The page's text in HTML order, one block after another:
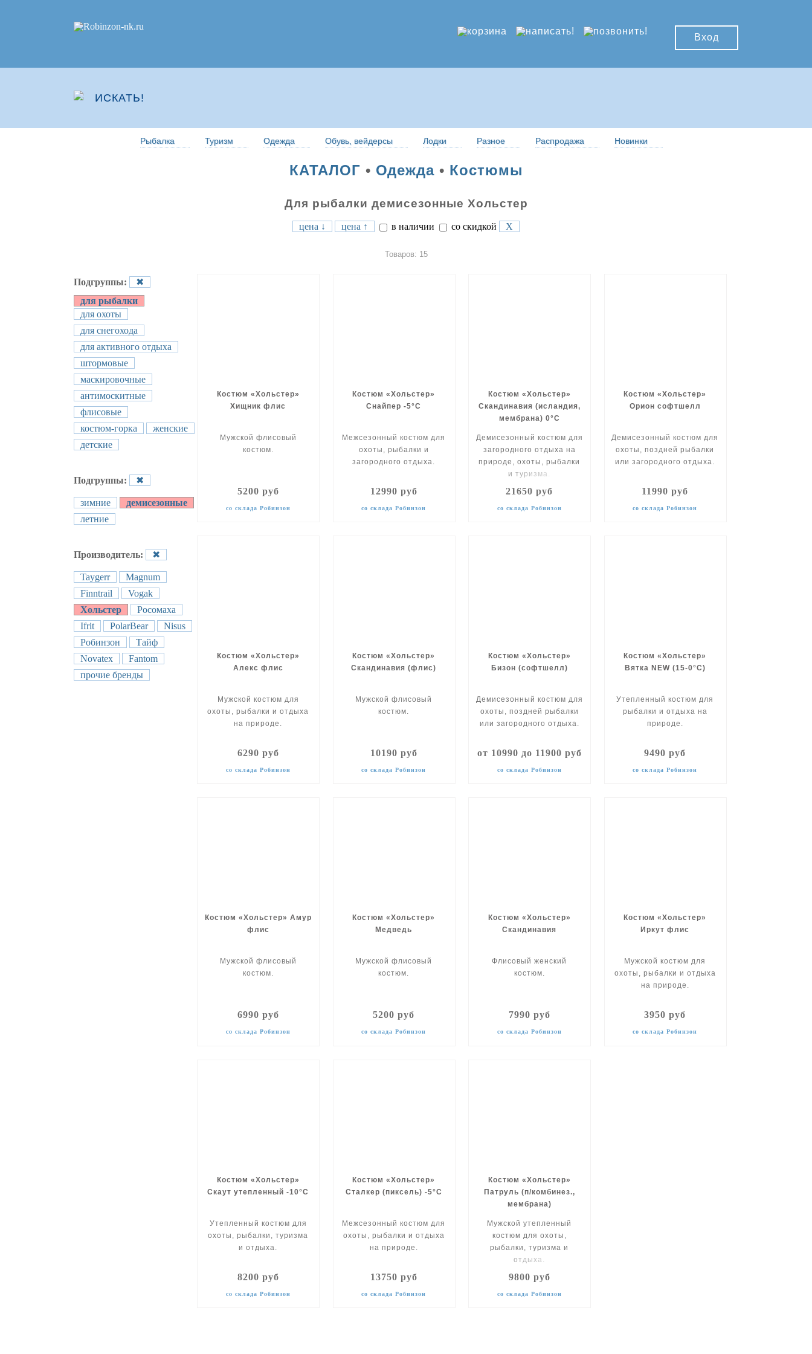
Вход
Рыбалка Туризм Одежда Обувь, вейдерсы Лодки Разное Распродажа Новинки
КАТАЛОГ • Одежда• Костюмы
Для рыбалки демисезонные Хольстер
цена ↓ цена ↑ в наличии со скидкой X
Товаров: 15
Подгруппы:
✖
для рыбалки
для охоты
для снегохода
для активного отдыха
штормовые
маскировочные
антимоскитные
флисовые
костюм-горка
женские
детские
Подгруппы: ✖
зимние
демисезонные
летние
Производитель: ✖
Taygerr
Magnum
Finntrail
Vogak
Хольстер
Росомаха
Ifrit
PolarBear
Nisus
Робинзон
Тайф
Novatex
Fantom
прочие бренды
Костюм «Хольстер»
Хищник флис
Мужской флисовый
костюм.
5200 руб
со склада Робинзон
Костюм «Хольстер»
Снайпер -5°С
Межсезонный костюм для
охоты, рыбалки и
загородного отдыха.
12990 руб
со склада Робинзон
Костюм «Хольстер»
Скандинавия (исландия,
мембрана) 0°C
Демисезонный костюм для
загородного отдыха на
природе, охоты, рыбалки
и туризма.
21650 руб
со склада Робинзон
Костюм «Хольстер»
Орион софтшелл
Демисезонный костюм для
охоты, поздней рыбалки
или загородного отдыха.
11990 руб
со склада Робинзон
Костюм «Хольстер»
Алекс флис
Мужской костюм для
охоты, рыбалки и отдыха
на природе.
6290 руб
со склада Робинзон
Костюм «Хольстер»
Скандинавия (флис)
Мужской флисовый
костюм.
10190 руб
со склада Робинзон
Костюм «Хольстер»
Бизон (софтшелл)
Демисезонный костюм для
охоты, поздней рыбалки
или загородного отдыха.
от 10990 до 11900 руб
со склада Робинзон
Костюм «Хольстер»
Вятка NEW (15-0°С)
Утепленный костюм для
рыбалки и отдыха на
природе.
9490 руб
со склада Робинзон
Костюм «Хольстер» Амур
флис
Мужской флисовый
костюм.
6990 руб
со склада Робинзон
Костюм «Хольстер»
Медведь
Мужской флисовый
костюм.
5200 руб
со склада Робинзон
Костюм «Хольстер»
Скандинавия
Флисовый женский
костюм.
7990 руб
со склада Робинзон
Костюм «Хольстер»
Иркут флис
Мужской костюм для
охоты, рыбалки и отдыха
на природе.
3950 руб
со склада Робинзон
Костюм «Хольстер»
Скаут утепленный -10°С
Утепленный костюм для
охоты, рыбалки, туризма
и отдыха.
8200 руб
со склада Робинзон
Костюм «Хольстер»
Сталкер (пиксель) -5°С
Межсезонный костюм для
охоты, рыбалки и отдыха
на природе.
13750 руб
со склада Робинзон
Костюм «Хольстер»
Патруль (п/комбинез.,
мембрана)
Мужской утепленный
костюм для охоты,
рыбалки, туризма и
отдыха.
9800 руб
со склада Робинзон